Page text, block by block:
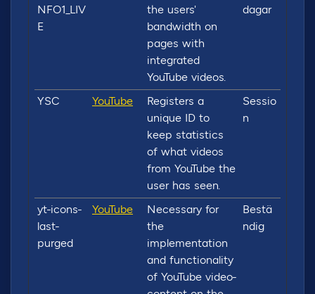
NFO1_LIV
E
the users'
bandwidth on
pages with
integrated
YouTube videos.
dagar
YSC YouTube
Registers a
unique ID to
keep statistics
of what videos
from YouTube the
user has seen.
Sessio
n
yt-icons-
last-
purged
YouTube
Necessary for
the
implementation
and functionality
of YouTube video-
Bestä
ndig